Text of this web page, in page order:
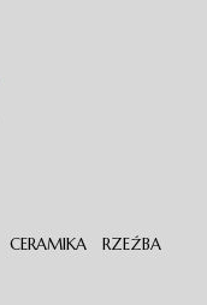
CERAMIKA
RZEŹBA